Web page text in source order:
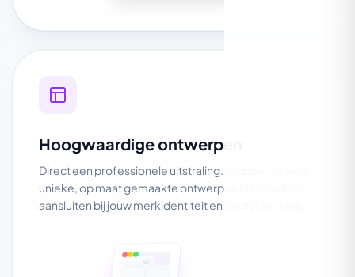
Hoogwaardige ontwerpen
Direct een professionele uitstraling. Wobbio creëert
unieke, op maat gemaakte ontwerpen die naadloos
aansluiten bij jouw merkidentiteit en bedrijfsdoelen.
UI